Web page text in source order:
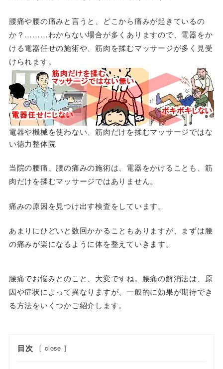
腰痛や腰の痛みと言うと、どこから痛みが起きているの
か？………わからない場合が多くありますので、電器をか
ける電器任せの施術や、筋肉を揉むマッサージが多く見受
けられます。
電器や機械を使わない、筋肉だけを揉むマッサージではな
い徳力整体院
当院の腰痛、腰の痛みの施術は、電器をかけることも、筋
肉だけを揉むマッサージではありません。
痛みの原因を見つけ出す検査をしています。
あまりにひどいと数回かかることもありますが、まずは腰
の痛みが楽になるように体を整えていきます。
腰痛でお悩みとのこと、大変ですね。腰痛の解消法は、原
因や症状によって異なりますが、一般的に効果が期待でき
る方法をいくつかご紹介します。
目次 [ close ]